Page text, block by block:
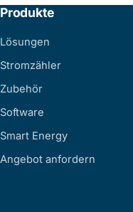
Produkte
Lösungen
Stromzähler
Zubehör
Software
Smart Energy
Angebot anfordern